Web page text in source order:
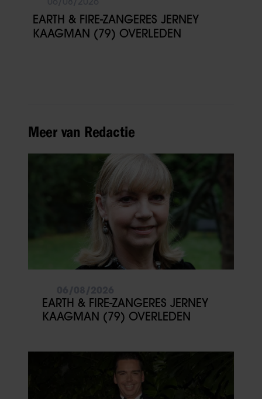
EARTH & FIRE-ZANGERES JERNEY
KAAGMAN (79) OVERLEDEN
Meer van Redactie
EARTH & FIRE-ZANGERES JERNEY
KAAGMAN (79) OVERLEDEN